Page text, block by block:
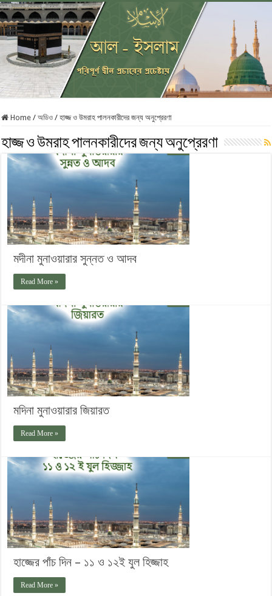
Home / অডিও / হাজ্জ ও উমরাহ পালনকারীদের জন্য অনুপ্রেরণা
হাজ্জ ও উমরাহ পালনকারীদের জন্য অনুপ্রেরণা
মদীনা মুনাওয়ারার সুন্নত ও আদব
Read More »
মদিনা মুনাওয়ারার জিয়ারত
Read More »
হাজ্জের পাঁচ দিন – ১১ ও ১২ই যুল হিজ্জাহ
Read More »